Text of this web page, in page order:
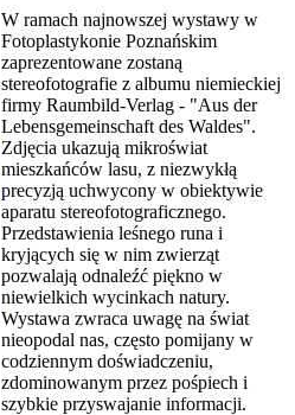
W ramach najnowszej wystawy w
Fotoplastykonie Poznańskim
zaprezentowane zostaną
stereofotografie z albumu niemieckiej
firmy Raumbild-Verlag - "Aus der
Lebensgemeinschaft des Waldes".
Zdjęcia ukazują mikroświat
mieszkańców lasu, z niezwykłą
precyzją uchwycony w obiektywie
aparatu stereofotograficznego.
Przedstawienia leśnego runa i
kryjących się w nim zwierząt
pozwalają odnaleźć piękno w
niewielkich wycinkach natury.
Wystawa zwraca uwagę na świat
nieopodal nas, często pomijany w
codziennym doświadczeniu,
zdominowanym przez pośpiech i
szybkie przyswajanie informacji.